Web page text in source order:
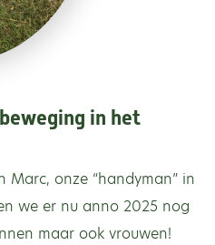
in het
onze “handyman” in
we er nu anno 2025 nog
maar ook vrouwen!